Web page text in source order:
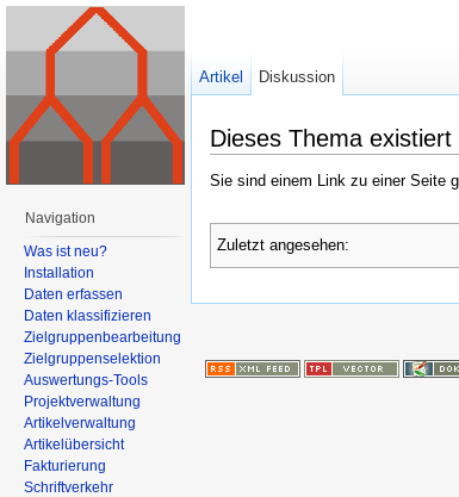
Dieses Thema
Sie sind einem Link zu einer Seite
Zuletzt angesehen:
Artikel Diskussion
Navigation
Was ist neu?
Installation
Daten erfassen
Daten klassifizieren
Zielgruppenbearbeitung
Zielgruppenselektion
Auswertungs-Tools
Projektverwaltung
Artikelverwaltung
Artikelübersicht
Fakturierung
Schriftverkehr